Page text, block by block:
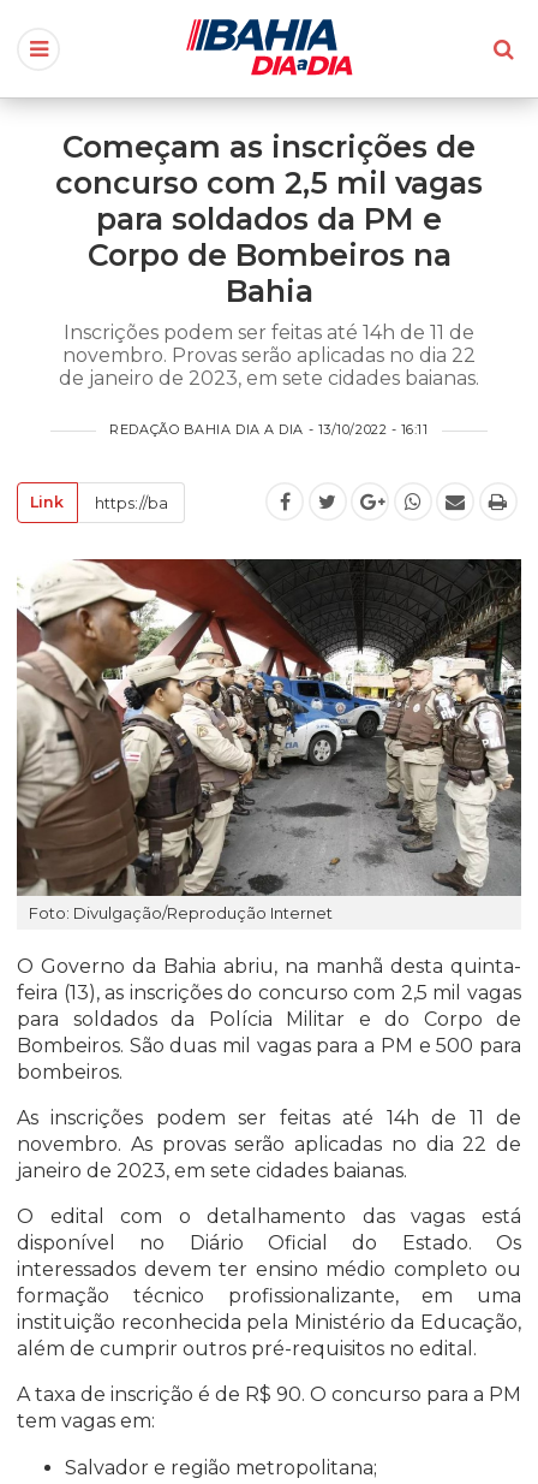
Começam as inscrições de
concurso com 2,5 mil vagas
para soldados da PM e
Corpo de Bombeiros na
Bahia
Inscrições podem ser feitas até 14h de 11 de
novembro. Provas serão aplicadas no dia 22
de janeiro de 2023, em sete cidades baianas.
REDAÇÃO BAHIA DIA A DIA - 13/10/2022 - 16:11
Link
Foto: Divulgação/Reprodução Internet
O Governo da Bahia abriu, na manhã desta quinta-
feira (13), as inscriçõesdo concurso com 2,5 mil vagas
para soldados da Polícia Militar e do Corpo de
Bombeiros. São duas mil vagas para a PM e 500 para
bombeiros.
As inscrições podem ser feitas até 14h de 11 de
novembro. As provas serão aplicadas no dia 22 de
janeiro de 2023, em sete cidades baianas.
O edital com o detalhamento das vagas está
disponível no Diário Oficial do Estado. Os
interessados devem ter ensino médio completo ou
formação técnico profissionalizante, em uma
instituição reconhecida pela Ministério da Educação,
além de cumprir outros pré-requisitos no edital.
A taxa de inscrição é de R$ 90. O concurso para a PM
tem vagas em:
Salvador e região metropolitana;